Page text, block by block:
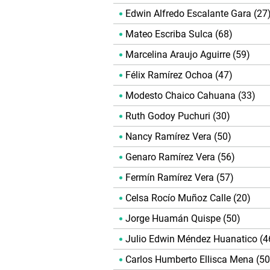
Edwin Alfredo Escalante Gara (27)
Mateo Escriba Sulca (68)
Marcelina Araujo Aguirre (59)
Félix Ramírez Ochoa (47)
Modesto Chaico Cahuana (33)
Ruth Godoy Puchuri (30)
Nancy Ramírez Vera (50)
Genaro Ramírez Vera (56)
Fermín Ramírez Vera (57)
Celsa Rocío Muñoz Calle (20)
Jorge Huamán Quispe (50)
Julio Edwin Méndez Huanatico
Carlos Humberto Ellisca Mena